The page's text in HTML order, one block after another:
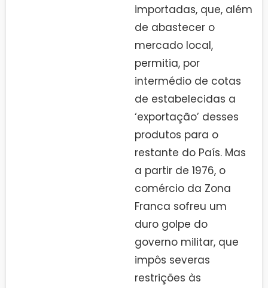
importadas, que, além
de abastecer o
mercado local,
permitia, por
intermédio de cotas
de estabelecidas a
‘exportação’ desses
produtos para o
restante do País. Mas
a partir de 1976, o
comércio da Zona
Franca sofreu um
duro golpe do
governo militar, que
impôs severas
restrições às